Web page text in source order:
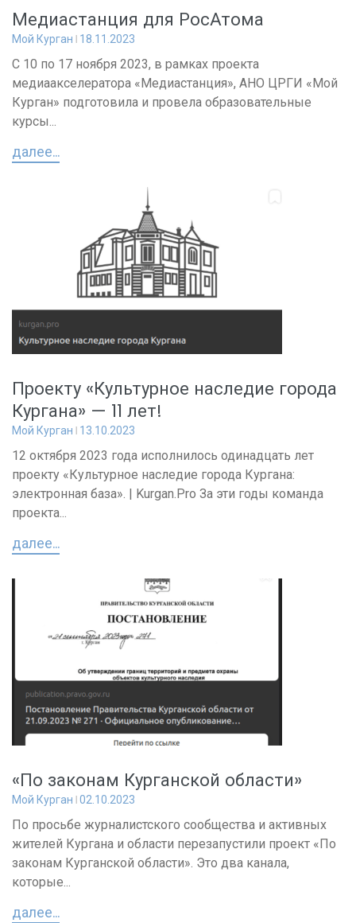
Медиастанция для РосАтома
Мой Курган 18.11.2023
С 10 по 17 ноября 2023, в рамках проекта
медиаакселератора «Медиастанция», АНО ЦРГИ «Мой
Курган» подготовила и провела образовательные
курсы...
далее...
Проекту «Культурное наследие города
Кургана» — 11 лет!
Мой Курган 13.10.2023
12 октября 2023 года исполнилось одинадцать лет
проекту «Культурное наследие города Кургана:
электронная база». | Kurgan.Pro За эти годы команда
проекта...
далее...
«По законам Курганской области»
Мой Курган 02.10.2023
По просьбе журналистского сообщества и активных
жителей Кургана и области перезапустили проект «По
законам Курганской области». Это два канала,
которые...
далее...